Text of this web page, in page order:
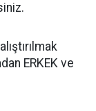
ERKEK ve